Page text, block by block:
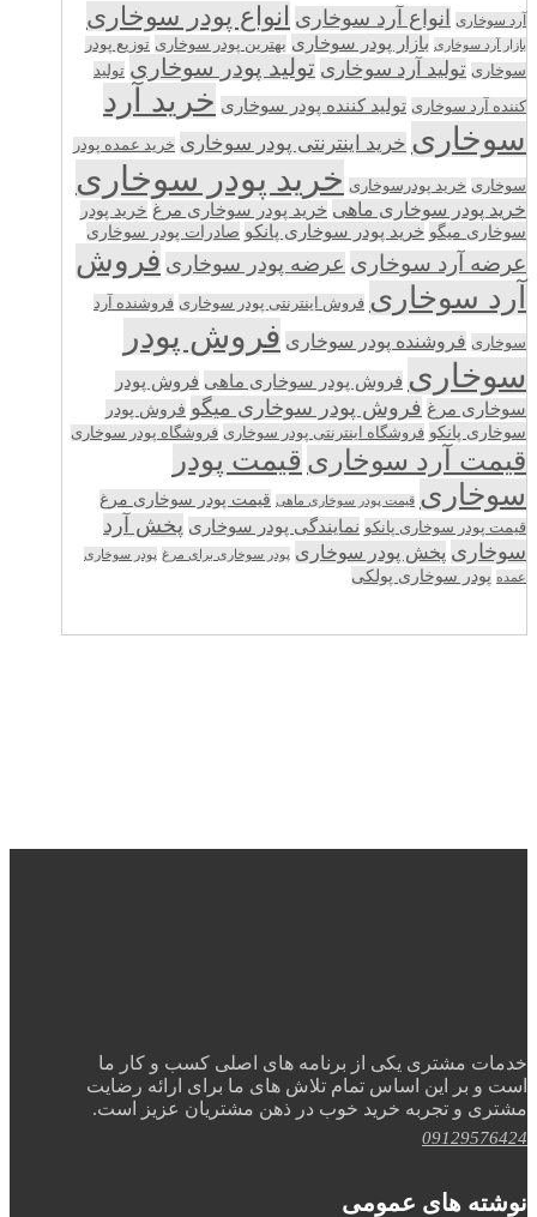
آرد سوخاری انواع آرد سوخاری انواع پودر سوخاری
بازار آرد سوخاری بازار پودر سوخاری بهترین پودر سوخاری توزیع پودر
سوخاری تولید آرد سوخاری تولید پودر سوخاری تولید
کننده آرد سوخاری تولید کننده پودر سوخاری خرید آرد
سوخاری خرید اینترنتی پودر سوخاری خرید عمده پودر
سوخاری خرید پودرسوخاری خرید پودر سوخاری
خرید پودر سوخاری ماهی خرید پودر سوخاری مرغ خرید پودر
سوخاری میگو خرید پودر سوخاری پانکو صادرات پودر سوخاری
عرضه آرد سوخاری عرضه پودر سوخاری فروش
آرد سوخاری فروش اینترنتی پودر سوخاری فروشنده آرد
سوخاری فروشنده پودر سوخاری فروش پودر
سوخاری فروش پودر سوخاری ماهی فروش پودر
سوخاری مرغ فروش پودر سوخاری میگو فروش پودر
سوخاری پانکو فروشگاه اینترنتی پودر سوخاری فروشگاه پودر سوخاری
قیمت آرد سوخاری قیمت پودر
سوخاری قیمت پودر سوخاری ماهی قیمت پودر سوخاری مرغ
قیمت پودر سوخاری پانکو نمایندگی پودر سوخاری پخش آرد
سوخاری پخش پودر سوخاری پودر سوخاری برای مرغ پودر سوخاری
عمده پودر سوخاری پولکی
خدمات مشتری یکی از برنامه های اصلی کسب و کار ما
است و بر این اساس تمام تلاش های ما برای ارائه رضایت
مشتری و تجربه خرید خوب در ذهن مشتریان عزیز است.
09129576424
نوشته های عمومی